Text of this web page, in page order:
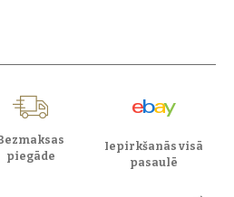
piegāde
Iepirkšanās visā
pasaulē